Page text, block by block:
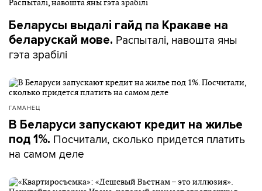
Беларусы выдалі гайд па Кракаве на
беларускай мове. Распыталі, навошта яны
гэта зрабілі
ГАМАНЕЦ
В Беларуси запускают кредит на жилье
под 1%. Посчитали, сколько придется платить
на самом деле